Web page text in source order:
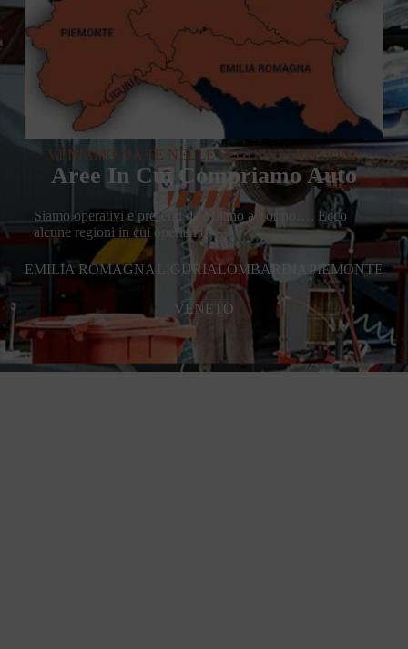
VENIAMO DA TE NELLE SEGUENTI REGIONI:
Aree In Cui Compriamo Auto
Siamo operativi e presenti da Milano a Torino…. Ecco
alcune regioni in cui operiamo:
EMILIA ROMAGNA LIGURIALOMBARDIA PIEMONTE
VENETO